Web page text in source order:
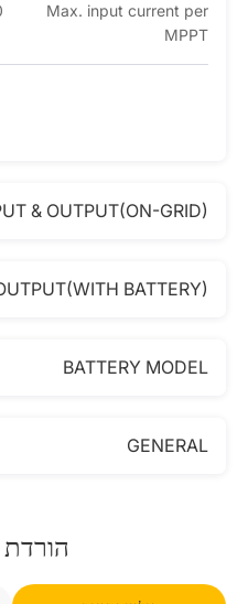
Max. input current per
MPPT
& OUTPUT(ON-GRID)
BATTERY)
BATTERY MODEL
GENERAL
הורדת